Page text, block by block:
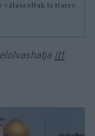
válaszoltak is Harry
itt.